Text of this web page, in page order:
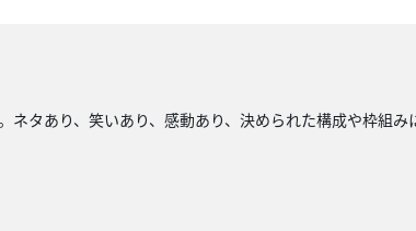
タあり、笑いあり、感動あり、決められた構成や枠組み